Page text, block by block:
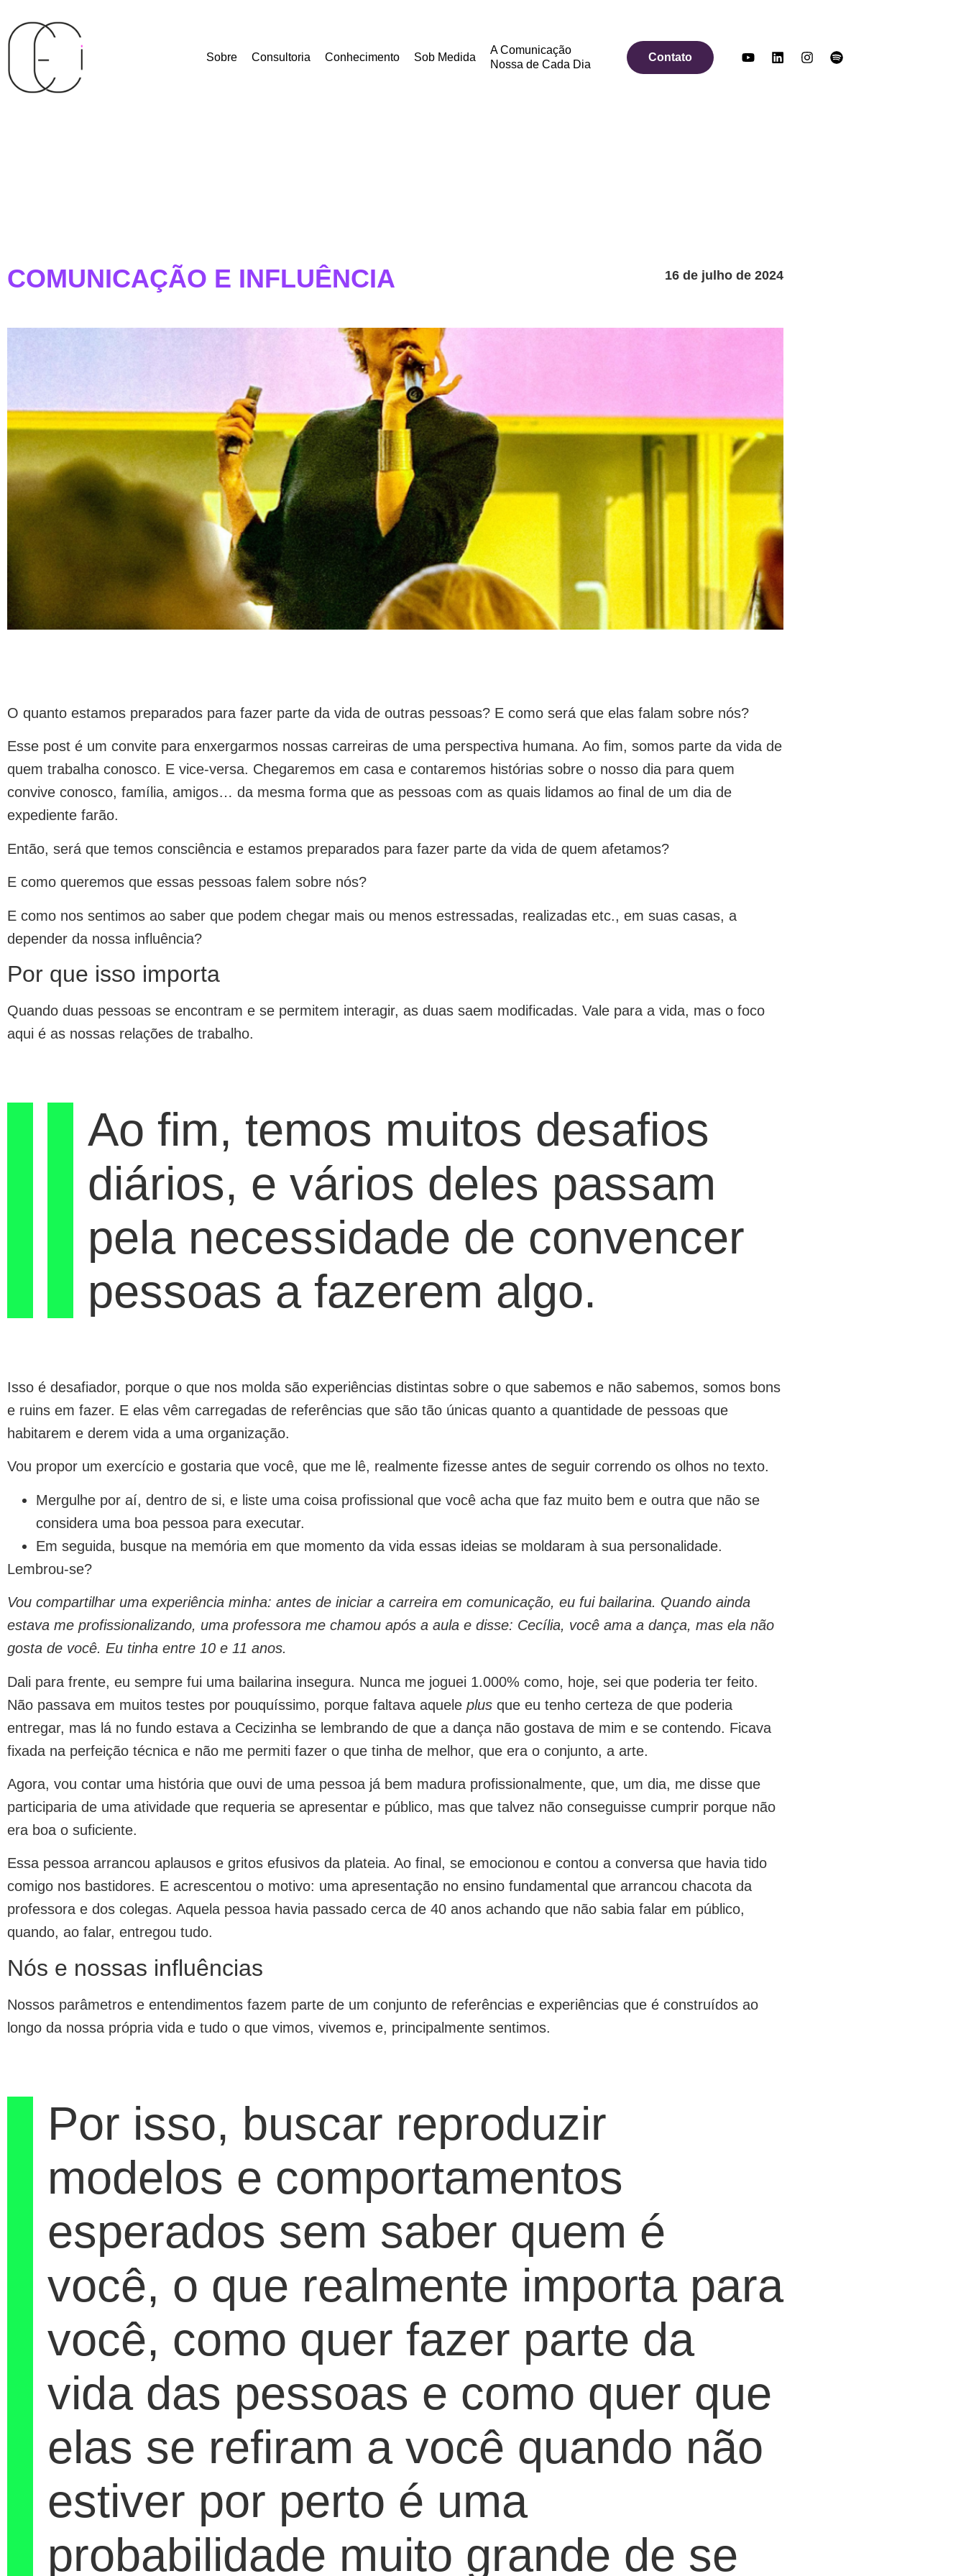
Sobre Consultoria Conhecimento Sob Medida
A Comunicação
Nossa de Cada Dia
Contato
COMUNICAÇÃO E INFLUÊNCIA 16 de julho de 2024
O quanto estamos preparados para fazer parte da vida de outras pessoas? E como será que elas falam sobre nós?
Esse post é um convite para enxergarmos nossas carreiras de uma perspectiva humana. Ao fim, somos parte da vida de
quem trabalha conosco. E vice-versa. Chegaremos em casa e contaremos histórias sobre o nosso dia para quem
convive conosco, família, amigos… da mesma forma que as pessoas com as quais lidamos ao final de um dia de
expediente farão.
Então, será que temos consciência e estamos preparados para fazer parte da vida de quem afetamos?
E como queremos que essas pessoas falem sobre nós?
E como nos sentimos ao saber que podem chegar mais ou menos estressadas, realizadas etc., em suas casas, a
depender da nossa influência?
Por que isso importa
Quando duas pessoas se encontram e se permitem interagir, as duas saem modificadas. Vale para a vida, mas o foco
aqui é as nossas relações de trabalho.
Ao fim, temos muitos desafios
diários, e vários deles passam
pela necessidade de convencer
pessoas a fazerem algo.
Isso é desafiador, porque o que nos molda são experiências distintas sobre o que sabemos e não sabemos, somos bons
e ruins em fazer. E elas vêm carregadas de referências que são tão únicas quanto a quantidade de pessoas que
habitarem e derem vida a uma organização.
Vou propor um exercício e gostaria que você, que me lê, realmente fizesse antes de seguir correndo os olhos no texto.
Mergulhe por aí, dentro de si, e liste uma coisa profissional que você acha que faz muito bem e outra que não se
considera uma boa pessoa para executar.
Em seguida, busque na memória em que momento da vida essas ideias se moldaram à sua personalidade.
Lembrou-se?
Vou compartilhar uma experiência minha: antes de iniciar a carreira em comunicação, eu fui bailarina. Quando ainda
estava me profissionalizando, uma professora me chamou após a aula e disse: Cecília, você ama a dança, mas ela não
gosta de você. Eu tinha entre 10 e 11 anos.
Dali para frente, eu sempre fui uma bailarina insegura. Nunca me joguei 1.000% como, hoje, sei que poderia ter feito.
Não passava em muitos testes por pouquíssimo, porque faltava aquele plus que eu tenho certeza de que poderia
entregar, mas lá no fundo estava a Cecizinha se lembrando de que a dança não gostava de mim e se contendo. Ficava
fixada na perfeição técnica e não me permiti fazer o que tinha de melhor, que era o conjunto, a arte.
Agora, vou contar uma história que ouvi de uma pessoa já bem madura profissionalmente, que, um dia, me disse que
participaria de uma atividade que requeria se apresentar e público, mas que talvez não conseguisse cumprir porque não
era boa o suficiente.
Essa pessoa arrancou aplausos e gritos efusivos da plateia. Ao final, se emocionou e contou a conversa que havia tido
comigo nos bastidores. E acrescentou o motivo: uma apresentação no ensino fundamental que arrancou chacota da
professora e dos colegas. Aquela pessoa havia passado cerca de 40 anos achando que não sabia falar em público,
quando, ao falar, entregou tudo.
Nós e nossas influências
Nossos parâmetros e entendimentos fazem parte de um conjunto de referências e experiências que é construídos ao
longo da nossa própria vida e tudo o que vimos, vivemos e, principalmente sentimos.
Por isso, buscar reproduzir
modelos e comportamentos
esperados sem saber quem é
você, o que realmente importa para
você, como quer fazer parte da
vida das pessoas e como quer que
elas se refiram a você quando não
estiver por perto é uma
probabilidade muito grande de se